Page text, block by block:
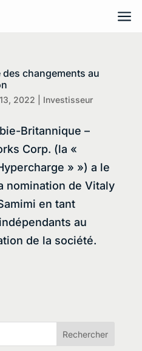
a
changements au
2022 Investisseur
Britannique –
Corp. (la «
» ») a le
nomination de Vitaly
en tant
au
de la société.